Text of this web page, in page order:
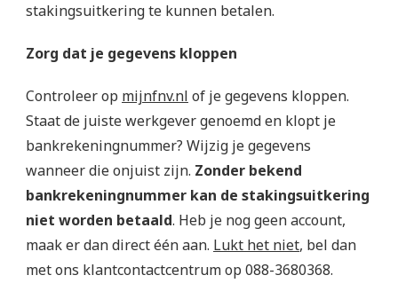
stakingsuitkering te kunnen betalen.
Zorg dat je gegevens kloppen
Controleer op mijnfnv.nl of je gegevens kloppen.
Staat de juiste werkgever genoemd en klopt je
bankrekeningnummer? Wijzig je gegevens
wanneer die onjuist zijn. Zonder bekend
bankrekeningnummer kan de stakingsuitkering
niet worden betaald. Heb je nog geen account,
maak er dan direct één aan. Lukt het niet, bel dan
met ons klantcontactcentrum op 088-3680368.